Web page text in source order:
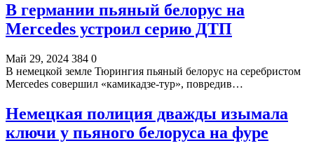
В германии пьяный белорус на
Mercedes устроил серию ДТП
Май 29, 2024 384 0
В немецкой земле Тюрингия пьяный белорус на серебристом
Mercedes совершил «камикадзе-тур», повредив…
Немецкая полиция дважды изымала
ключи у пьяного белоруса на фуре